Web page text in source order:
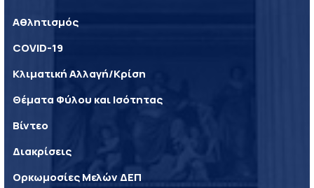
Αθλητισμός
COVID-19
Κλιματική Αλλαγή/Κρίση
Θέματα Φύλου και Ισότητας
Βίντεο
Διακρίσεις
Ορκωμοσίες Μελών ΔΕΠ